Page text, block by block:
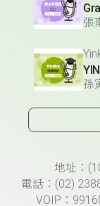
張
孫
頁尾資訊地址：
電話：(02)
VOIP：